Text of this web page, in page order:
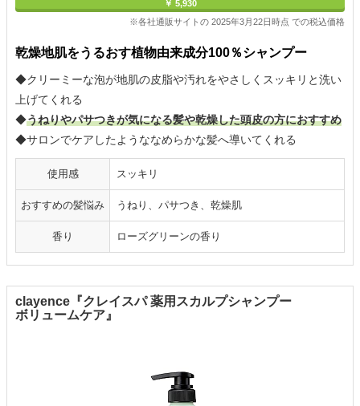
￥ 5,930
※各社通販サイトの 2025年3月22日時点 での税込価格
乾燥地肌をうるおす植物由来成分100％シャンプー
◆クリーミーな泡が地肌の皮脂や汚れをやさしくスッキリと洗い
上げてくれる
◆うねりやパサつきが気になる髪や乾燥した頭皮の方におすすめ
◆サロンでケアしたようななめらかな髪へ導いてくれる
使用感 スッキリ
おすすめの髪悩み うねり、パサつき、乾燥肌
香り ローズグリーンの香り
clayence『クレイスパ 薬用スカルプシャンプー
ボリュームケア』